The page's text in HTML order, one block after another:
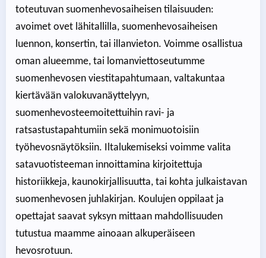
toteutuvan suomenhevosaiheisen tilaisuuden:
avoimet ovet lähitallilla, suomenhevosaiheisen
luennon, konsertin, tai illanvieton. Voimme osallistua
oman alueemme, tai lomanviettoseutumme
suomenhevosen viestitapahtumaan, valtakuntaa
kiertävään valokuvanäyttelyyn,
suomenhevosteemoitettuihin ravi- ja
ratsastustapahtumiin sekä monimuotoisiin
työhevosnäytöksiin. Iltalukemiseksi voimme valita
satavuotisteeman innoittamina kirjoitettuja
historiikkeja, kaunokirjallisuutta, tai kohta julkaistavan
suomenhevosen juhlakirjan. Koulujen oppilaat ja
opettajat saavat syksyn mittaan mahdollisuuden
tutustua maamme ainoaan alkuperäiseen
hevosrotuun.